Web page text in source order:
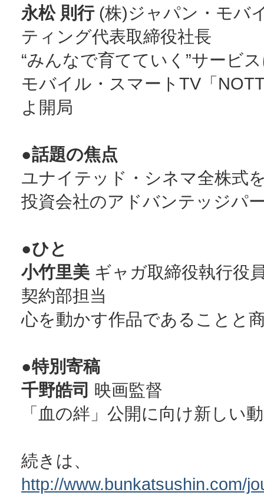
永松 則行(株)ジャパン・モバ
ティング代表取締役社長
“みんなで育てていく”サービ
モバイル・スマートTV「
よ開局
●話題の焦点
ユナイテッド・シネマ全株式
投資会社のアドバンテッジパ
●ひと
小竹里美 ギャガ取締役執行役
契約部担当
心を動かす作品であることと
●特別寄稿
千野皓司 映画監督
「血の絆」公開に向け新し
続きは、
http://www.bunkatsushin.com/